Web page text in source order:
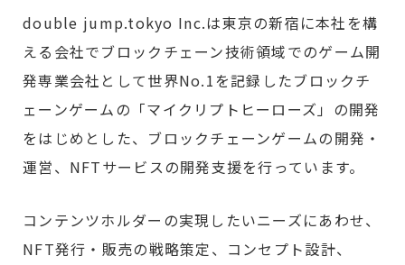
double jump.tokyo Inc.は東京の新宿に本社を構
える会社でブロックチェーン技術領域でのゲーム開
発専業会社として世界No.1を記録したブロックチ
ェーンゲームの「マイクリプトヒーローズ」の開発
をはじめとした、ブロックチェーンゲームの開発・
運営、NFTサービスの開発支援を行っています。
コンテンツホルダーの実現したいニーズにあわせ、
NFT発行・販売の戦略策定、コンセプト設計、